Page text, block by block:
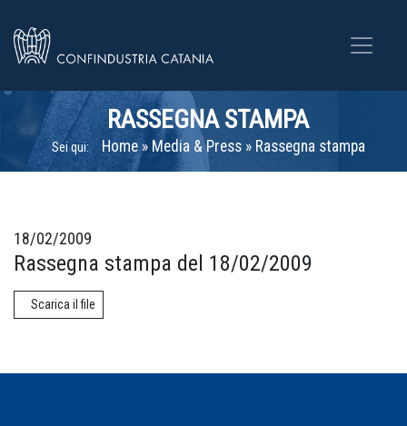
RASSEGNA STAMPA
Sei qui: Home» Media & Press» Rassegna stampa
18/02/2009
Rassegna stampa del 18/02/2009
Scarica il file